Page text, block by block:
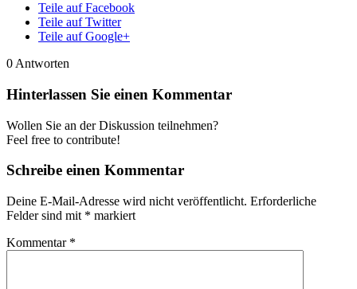
Teile auf Facebook
Teile auf Twitter
Teile auf Google+
0 Antworten
Hinterlassen Sie einen Kommentar
Wollen Sie an der Diskussion teilnehmen?
Feel free to contribute!
Schreibe einen Kommentar
Deine E-Mail-Adresse wird nicht veröffentlicht. Erforderliche
Felder sind mit * markiert
Kommentar *